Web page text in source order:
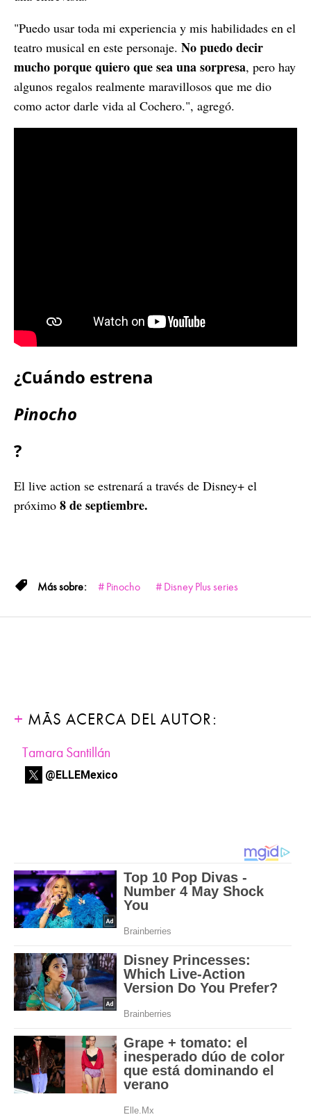
"Puedo usar toda mi experiencia y mis habilidades en el
teatro musical en este personaje. No puedo decir
mucho porque quiero que sea una sorpresa, pero hay
algunos regalos realmente maravillosos que me dio
como actor darle vida al Cochero.", agregó.
¿Cuándo estrena
Pinocho
?
El live action se estrenará a través de Disney+ el
próximo 8 de septiembre.
Pinocho Disney Plus series
MÁS ACERCA DEL AUTOR:
Tamara Santillán
@ELLEMexico